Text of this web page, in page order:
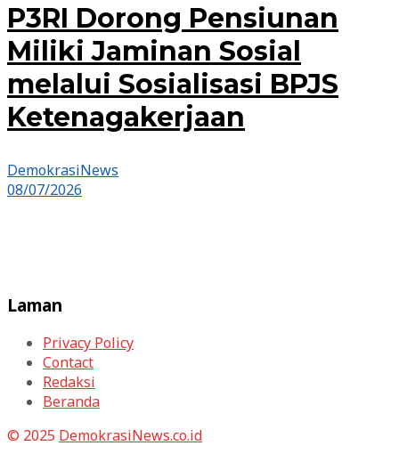
P3RI Dorong Pensiunan
Miliki Jaminan Sosial
melalui Sosialisasi BPJS
Ketenagakerjaan
DemokrasiNews
08/07/2026
Laman
Privacy Policy
Contact
Redaksi
Beranda
© 2025 DemokrasiNews.co.id